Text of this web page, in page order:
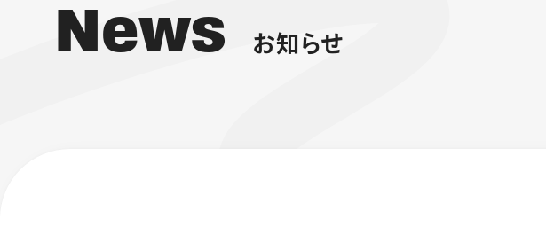
エナージェル
シャープペン
消し具
News お知 らせ